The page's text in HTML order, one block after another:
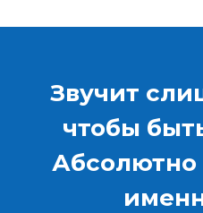
Звучит
чтобы
Абсолютно